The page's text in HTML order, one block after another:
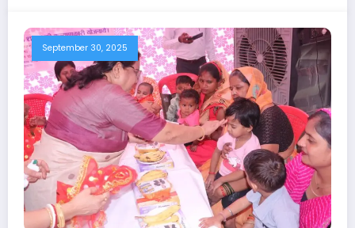
September 30, 2025